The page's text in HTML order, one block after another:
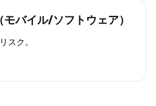
バイル/ソフトウェア）
スク。